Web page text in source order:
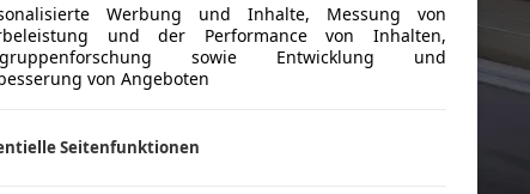
Werbung und Inhalte, Messung von
und der Performance von Inhalten,
sowie Entwicklung und
von Angeboten
Seitenfunktionen